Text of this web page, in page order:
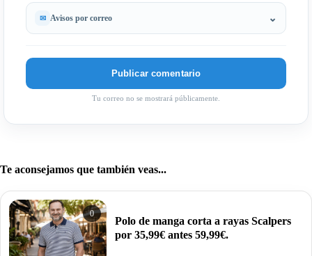
Avisos por correo
Tu correo no se mostrará públicamente.
Te aconsejamos que también veas...
0
Polo de manga corta a rayas Scalpers
por 35,99€ antes 59,99€.